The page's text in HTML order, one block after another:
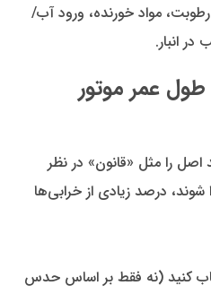
مواد خورنده، ورود آب/
انبار.
عمر موتور
اصل را مثل «قانون» در نظر
درصد زیادی از خرابی‌ها
کنید (نه فقط بر اساس حدس